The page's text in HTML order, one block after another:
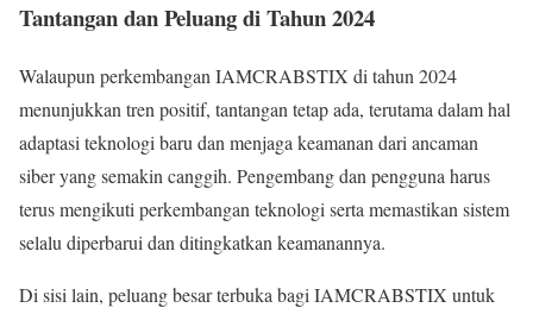
Tantangan dan Peluang di Tahun 2024
Walaupun perkembangan IAMCRABSTIX di tahun 2024
menunjukkan tren positif, tantangan tetap ada, terutama dalam hal
adaptasi teknologi baru dan menjaga keamanan dari ancaman
siber yang semakin canggih. Pengembang dan pengguna harus
terus mengikuti perkembangan teknologi serta memastikan sistem
selalu diperbarui dan ditingkatkan keamanannya.
Di sisi lain, peluang besar terbuka bagi IAMCRABSTIX untuk